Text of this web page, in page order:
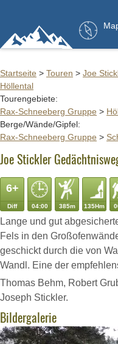
Startseite > Touren > Joe
Höllental
Tourengebiete:
Rax-Schneeberg Gruppe >
Berge/Wände/Gipfel:
Rax-Schneeberg Gruppe >
Joe Stickler
6+
Diff 04:00 385m 135Hm
Lange und gut
Fels in den
geschickt durch die von
Wandl. Eine der
Thomas Behm, Robert
Joseph Stickler.
Bildergalerie